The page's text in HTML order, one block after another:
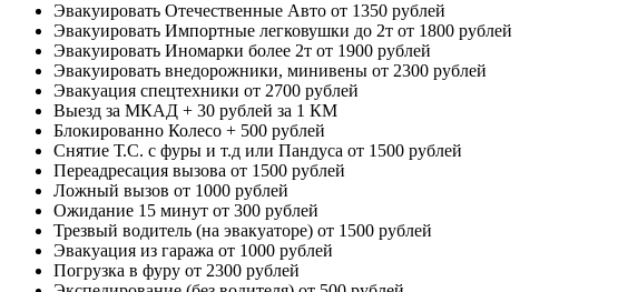
Эвакуировать Отечественные Авто от 1350 рублей
Эвакуировать Импортные легковушки до 2т от 1800 рублей
Эвакуировать Иномарки более 2т от 1900 рублей
Эвакуировать внедорожники, минивены от 2300 рублей
Эвакуация спецтехники от 2700 рублей
Выезд за МКАД + 30 рублей за 1 КМ
Блокированно Колесо + 500 рублей
Снятие Т.С. с фуры и т.д или Пандуса от 1500 рублей
Переадресация вызова от 1500 рублей
Ложный вызов от 1000 рублей
Ожидание 15 минут от 300 рублей
Трезвый водитель (на эвакуаторе) от 1500 рублей
Эвакуация из гаража от 1000 рублей
Погрузка в фуру от 2300 рублей